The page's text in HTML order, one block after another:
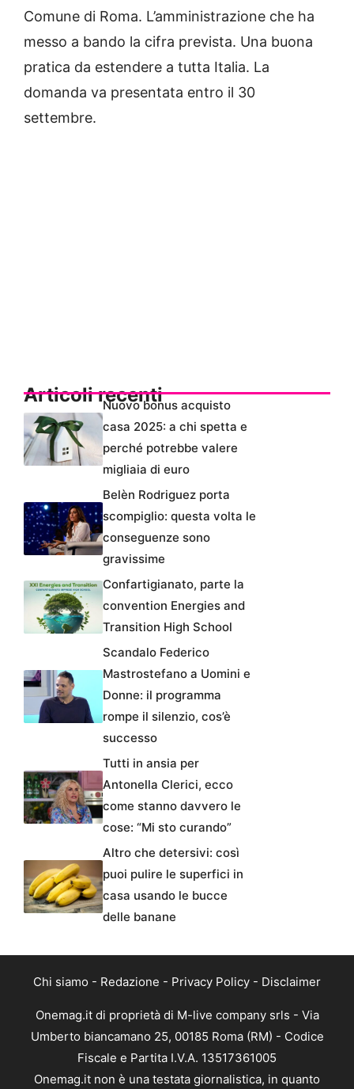
Comune di Roma. L’amministrazione che ha
messo a bando la cifra prevista. Una buona
pratica da estendere a tutta Italia. La
domanda va presentata entro il 30
settembre.
Articoli recentiNuovo bonus acquisto
casa 2025: a chi spetta e
perché potrebbe valere
migliaia di euro
Belèn Rodriguez porta
scompiglio: questa volta le
conseguenze sono
gravissime
Confartigianato, parte la
convention Energies and
Transition High School
Scandalo Federico
Mastrostefano a Uomini e
Donne: il programma
rompe il silenzio, cos’è
successo
Tutti in ansia per
Antonella Clerici, ecco
come stanno davvero le
cose: “Mi sto curando”
Altro che detersivi: così
puoi pulire le superfici in
casa usando le bucce
delle banane
Chi siamo - Redazione - Privacy Policy - Disclaimer
Onemag.it di proprietà di M-live company srls - Via
Umberto biancamano 25, 00185 Roma (RM) - Codice
Fiscale e Partita I.V.A. 13517361005
Onemag.it non è una testata giornalistica, in quanto